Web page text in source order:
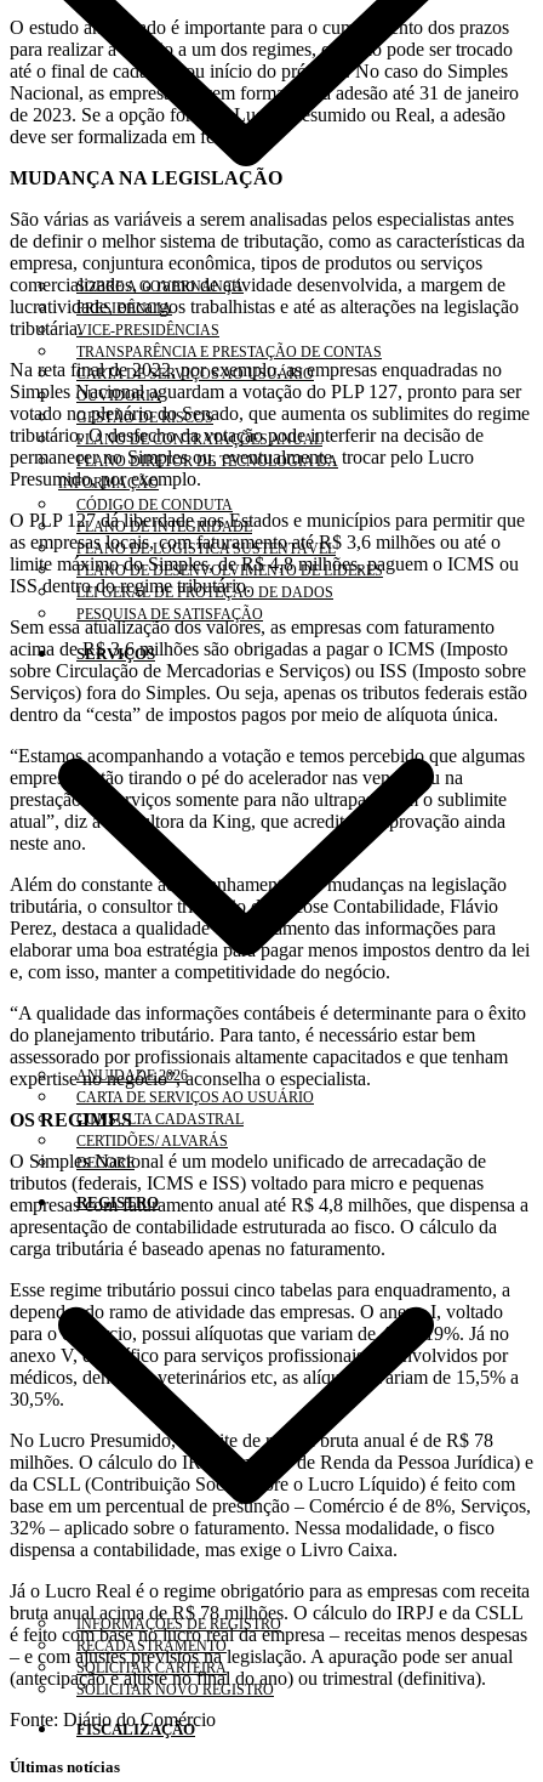
SOBRE A GOVERNANÇA
PRESIDÊNCIA
VICE-PRESIDÊNCIAS
TRANSPARÊNCIA E PRESTAÇÃO DE CONTAS
CARTA DE SERVIÇOS AO USUÁRIO
OUVIDORIA
GESTÃO DE RISCOS
PLANO DE CONTRATAÇÕES ANUAL
PLANO DIRETOR DE TECNOLOGIA DA
INFORMAÇÃO
CÓDIGO DE CONDUTA
PLANO DE INTEGRIDADE
PLANO DE LOGÍSTICA SUSTENTÁVEL
PLANO DE DESENVOLVIMENTO DE LÍDERES
LEI GERAL DE PROTEÇÃO DE DADOS
PESQUISA DE SATISFAÇÃO
SERVIÇOS
ANUIDADE 2026
CARTA DE SERVIÇOS AO USUÁRIO
CONSULTA CADASTRAL
CERTIDÕES/ ALVARÁS
DECORE
REGISTRO
INFORMAÇÕES DE REGISTRO
RECADASTRAMENTO
SOLICITAR CARTEIRA
SOLICITAR NOVO REGISTRO
FISCALIZAÇÃO
O estudo antecipado é importante para o cumprimento dos prazos
para realizar a adesão a um dos regimes, que não pode ser trocado
até o final de cada ano ou início do próximo. No caso do Simples
Nacional, as empresas devem formalizar a adesão até 31 de janeiro
de 2023. Se a opção for pelo Lucro Presumido ou Real, a adesão
deve ser formalizada em fevereiro.
MUDANÇA NA LEGISLAÇÃO
São várias as variáveis a serem analisadas pelos especialistas antes
de definir o melhor sistema de tributação, como as características da
empresa, conjuntura econômica, tipos de produtos ou serviços
comercializados, o ramo de atividade desenvolvida, a margem de
lucratividade, encargos trabalhistas e até as alterações na legislação
tributária.
Na reta final de 2022, por exemplo, as empresas enquadradas no
Simples Nacional aguardam a votação do PLP 127, pronto para ser
votado no plenário do Senado, que aumenta os sublimites do regime
tributário. O desfecho da votação pode interferir na decisão de
permanecer no Simples ou, eventualmente, trocar pelo Lucro
Presumido, por exemplo.
O PLP 127 dá liberdade aos Estados e municípios para permitir que
as empresas locais, com faturamento até R$ 3,6 milhões ou até o
limite máximo do Simples, de R$ 4,8 milhões, paguem o ICMS ou
ISS dentro do regime tributário.
Sem essa atualização dos valores, as empresas com faturamento
acima de R$ 3,6 milhões são obrigadas a pagar o ICMS (Imposto
sobre Circulação de Mercadorias e Serviços) ou ISS (Imposto sobre
Serviços) fora do Simples. Ou seja, apenas os tributos federais estão
dentro da “cesta” de impostos pagos por meio de alíquota única.
“Estamos acompanhando a votação e temos percebido que algumas
empresas estão tirando o pé do acelerador nas vendas ou na
prestação de serviços somente para não ultrapassarem o sublimite
atual”, diz a consultora da King, que acredita na aprovação ainda
neste ano.
Além do constante acompanhamento das mudanças na legislação
tributária, o consultor tributário da Orcose Contabilidade, Flávio
Perez, destaca a qualidade e detalhamento das informações para
elaborar uma boa estratégia para pagar menos impostos dentro da lei
e, com isso, manter a competitividade do negócio.
“A qualidade das informações contábeis é determinante para o êxito
do planejamento tributário. Para tanto, é necessário estar bem
assessorado por profissionais altamente capacitados e que tenham
expertise no negócio”, aconselha o especialista.
OS REGIMES
O Simples Nacional é um modelo unificado de arrecadação de
tributos (federais, ICMS e ISS) voltado para micro e pequenas
empresas com faturamento anual até R$ 4,8 milhões, que dispensa a
apresentação de contabilidade estruturada ao fisco. O cálculo da
carga tributária é baseado apenas no faturamento.
Esse regime tributário possui cinco tabelas para enquadramento, a
depender do ramo de atividade das empresas. O anexo I, voltado
para o comércio, possui alíquotas que variam de 4% a 19%. Já no
anexo V, específico para serviços profissionais desenvolvidos por
médicos, dentistas, veterinários etc, as alíquotas variam de 15,5% a
30,5%.
No Lucro Presumido, o limite de receita bruta anual é de R$ 78
milhões. O cálculo do IRPJ (Imposto de Renda da Pessoa Jurídica) e
da CSLL (Contribuição Social sobre o Lucro Líquido) é feito com
base em um percentual de presunção – Comércio é de 8%, Serviços,
32% – aplicado sobre o faturamento. Nessa modalidade, o fisco
dispensa a contabilidade, mas exige o Livro Caixa.
Já o Lucro Real é o regime obrigatório para as empresas com receita
bruta anual acima de R$ 78 milhões. O cálculo do IRPJ e da CSLL
é feito com base no lucro real da empresa – receitas menos despesas
– e com ajustes previstos na legislação. A apuração pode ser anual
(antecipação e ajuste no final do ano) ou trimestral (definitiva).
Fonte: Diário do Comércio
Últimas notícias